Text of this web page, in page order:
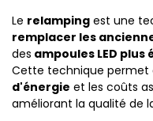
Le relamping est une
remplacer les
des ampoules LED plus
Cette technique permet
d'énergie et les coûts
améliorant la qualité de